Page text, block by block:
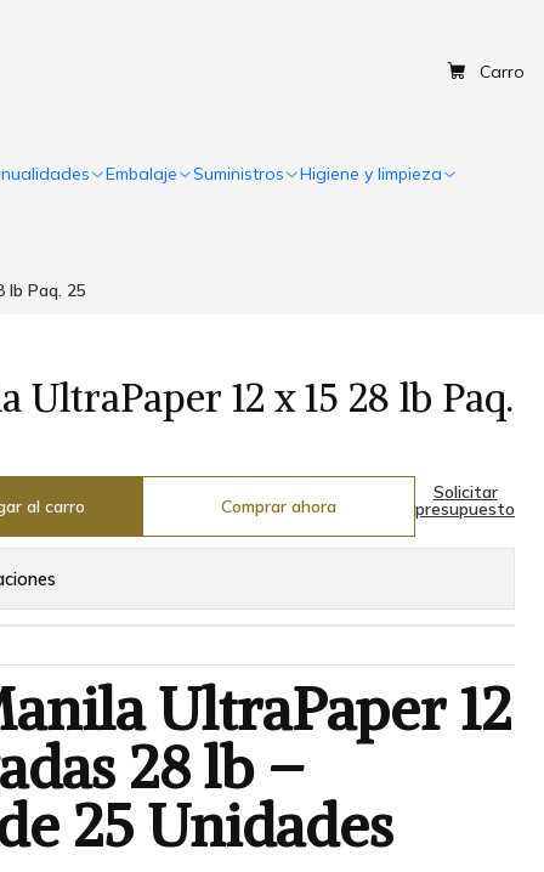
Carro
Embalaje Suministros Higiene y limpieza
lb Paq. 25
UltraPaper 12 x 15 28 lb Paq.
al carro Comprar ahora
Solicitar
presupuesto
UltraPaper 12
28 lb –
25 Unidades